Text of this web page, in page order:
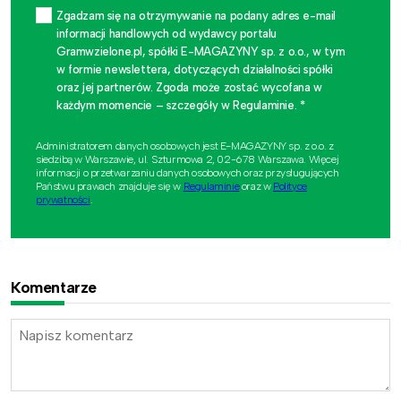
Zgadzam się na otrzymywanie na podany adres e-mail
informacji handlowych od wydawcy portalu
Gramwzielone.pl, spółki E-MAGAZYNY sp. z o.o., w tym
w formie newslettera, dotyczących działalności spółki
oraz jej partnerów. Zgoda może zostać wycofana w
każdym momencie – szczegóły w Regulaminie. *
Administratorem danych osobowych jest E-MAGAZYNY sp. z o.o. z
siedzibą w Warszawie, ul. Szturmowa 2, 02-678 Warszawa. Więcej
informacji o przetwarzaniu danych osobowych oraz przysługujących
Państwu prawach znajduje się w Regulaminieoraz w Polityce
prywatności.
Komentarze